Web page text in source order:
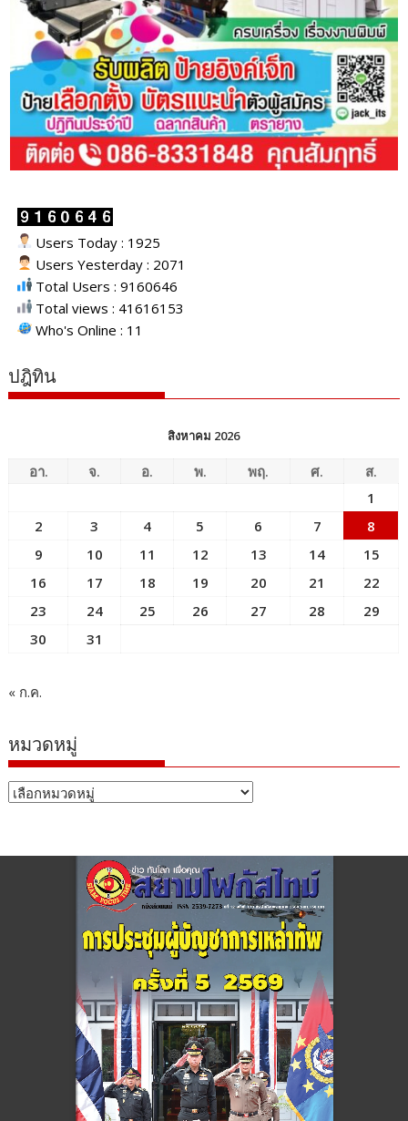
Users Today : 1925
Users Yesterday : 2071
Total Users : 9160646
Total views : 41616153
Who's Online : 11
ปฎิทิน
สิงหาคม 2026
อา. จ. อ. พ. พฤ. ศ.
ส.
1
2
3 4 5 6 7
8
9
10 11 12 13 14
15
16
17 18 19 20 21
22
23
24 25 26 27 28
29
30
31
« ก.ค.
หมวดหมู่
หมวด